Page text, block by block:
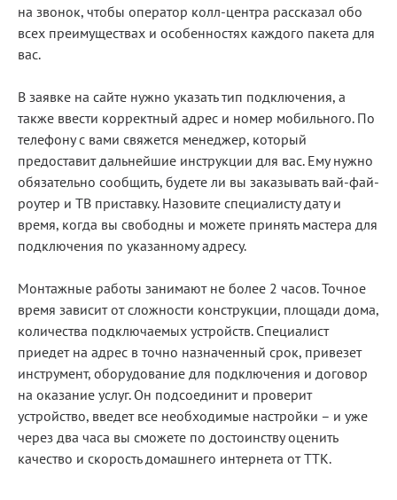
на звонок, чтобы оператор колл-центра рассказал обо
всех преимуществах и особенностях каждого пакета для
вас.
В заявке на сайте нужно указать тип подключения, а
также ввести корректный адрес и номер мобильного. По
телефону с вами свяжется менеджер, который
предоставит дальнейшие инструкции для вас. Ему нужно
обязательно сообщить, будете ли вы заказывать вай-фай-
роутер и ТВ приставку. Назовите специалисту дату и
время, когда вы свободны и можете принять мастера для
подключения по указанному адресу.
Монтажные работы занимают не более 2 часов. Точное
время зависит от сложности конструкции, площади дома,
количества подключаемых устройств. Специалист
приедет на адрес в точно назначенный срок, привезет
инструмент, оборудование для подключения и договор
на оказание услуг. Он подсоединит и проверит
устройство, введет все необходимые настройки – и уже
через два часа вы сможете по достоинству оценить
качество и скорость домашнего интернета от ТТК.